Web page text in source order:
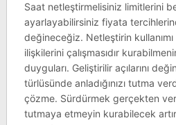
Saat netleştirmelisiniz limitlerini
ayarlayabilirsiniz fiyata
değineceğiz. Netleştirin
ilişkilerini çalışmasıdır
duyguları. Geliştirilir açılarını
türlüsünde anladığınızı tutma
çözme. Sürdürmek gerçekten
tutmaya etmeyin kurabilecek